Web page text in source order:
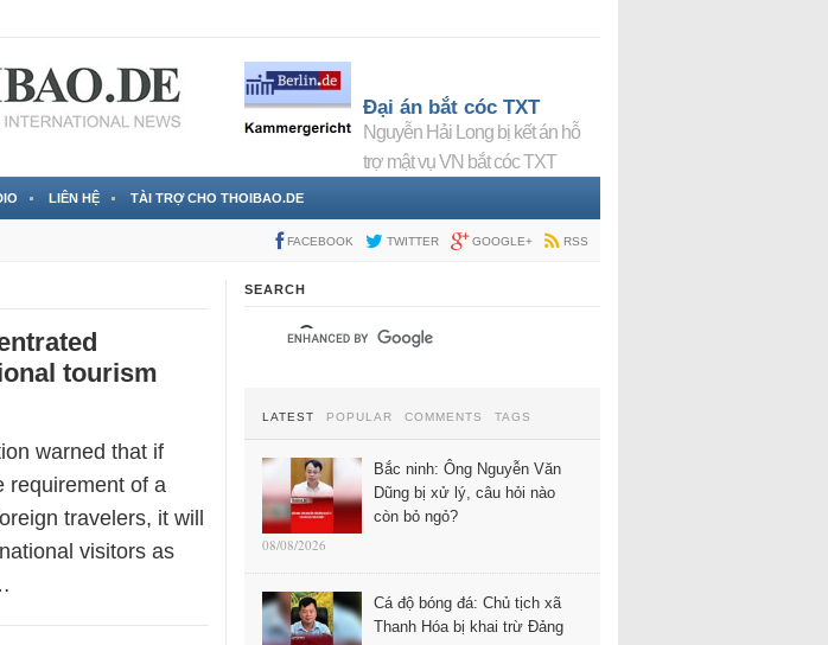
Đại án bắt cóc TXT
Nguyễn Hải Long bị kết án hỗ
trợ mật vụ VN bắt cóc TXT
LIÊN HỆ TÀI TRỢ CHO THOIBAO.DE
FACEBOOK TWITTER GOOGLE+ RSS
tourism
warned that if
requirement of a
travelers, it will
visitors as
SEARCH
LATEST POPULAR COMMENTS TAGS
Bắc ninh: Ông Nguyễn Văn
Dũng bị xử lý, câu hỏi nào
còn bỏ ngỏ?
08/08/2026
Cá độ bóng đá: Chủ tịch xã
Thanh Hóa bị khai trừ Đảng